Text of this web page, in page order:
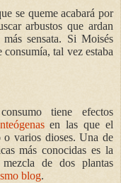
se queme acabará por
arbustos que ardan
sensata. Si Moisés
tal vez estaba
tiene efectos
en las que el
o varios dioses. Una de
más conocidas es la
de dos plantas
blog.